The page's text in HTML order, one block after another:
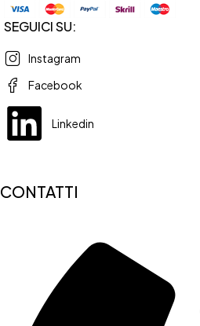
SEGUICI SU:
Instagram
Facebook
Linkedin
CONTATTI